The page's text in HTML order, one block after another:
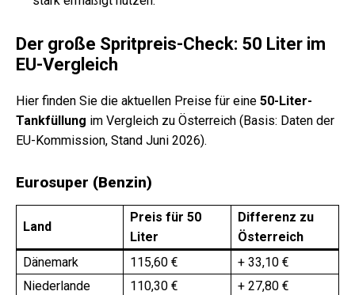
Der große Spritpreis-Check: 50 Liter im
EU-Vergleich
Hier finden Sie die aktuellen Preise für eine 50-Liter-
Tankfüllung im Vergleich zu Österreich (Basis: Daten der
EU-Kommission, Stand Juni 2026).
Eurosuper (Benzin)
Land
Preis für 50
Liter
Differenz zu
Österreich
Dänemark
115,60 €
+ 33,10 €
Niederlande
110,30 €
+ 27,80 €